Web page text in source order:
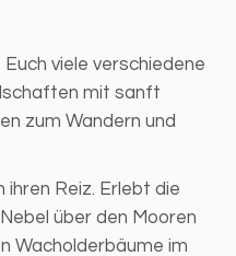
viele verschiedene
mit sanft
zum Wandern und
Reiz. Erlebt die
über den Mooren
Wacholderbäume im